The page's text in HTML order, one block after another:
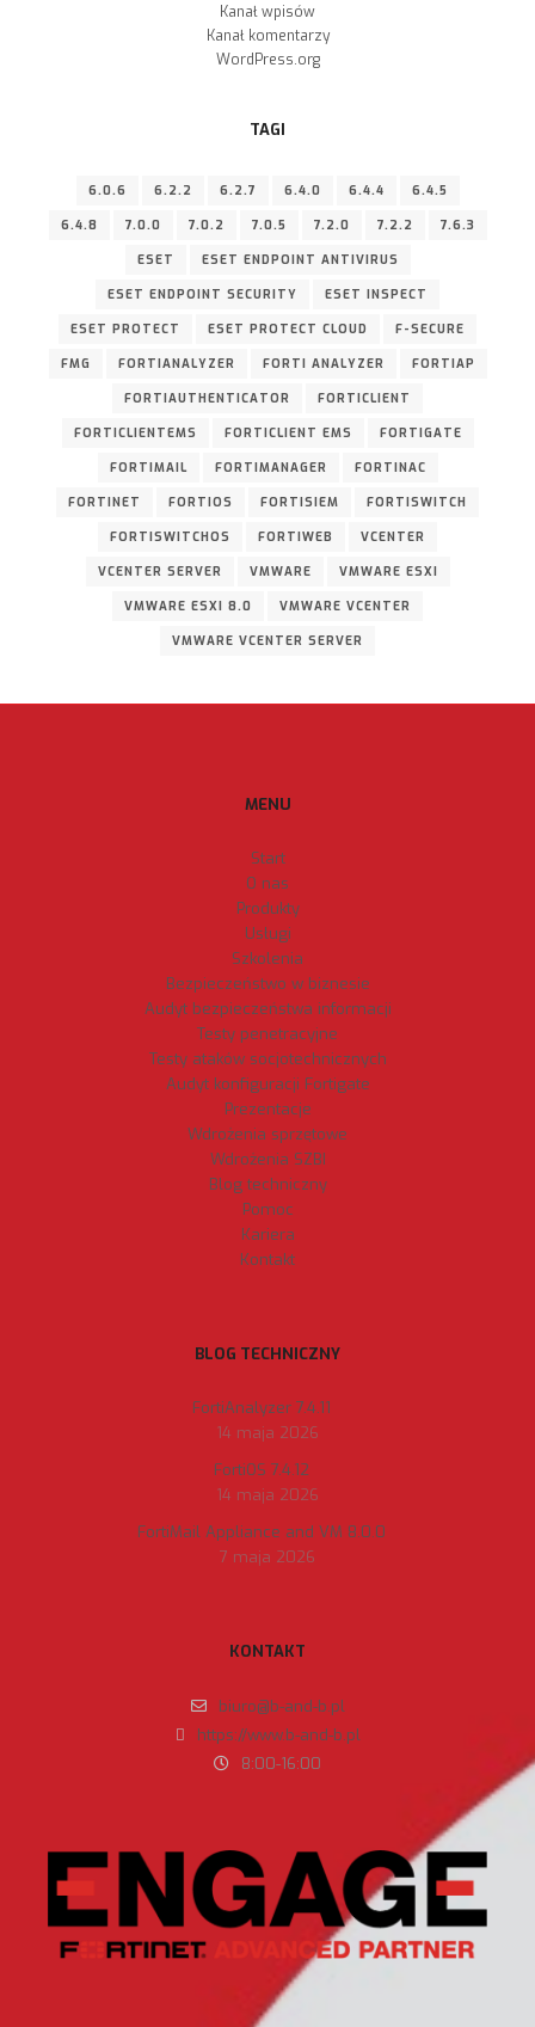
Kanał wpisów
Kanał komentarzy
WordPress.org
TAGI
6.0.6 6.2.2 6.2.7 6.4.0 6.4.4 6.4.5
6.4.8 7.0.0 7.0.2 7.0.5 7.2.0 7.2.2 7.6.3
ESET ESET ENDPOINT ANTIVIRUS
ESET ENDPOINT SECURITY ESET INSPECT
ESET PROTECT ESET PROTECT CLOUD F-SECURE
FMG FORTIANALYZER FORTI ANALYZER FORTIAP
FORTIAUTHENTICATOR FORTICLIENT
FORTICLIENTEMS FORTICLIENT EMS FORTIGATE
FORTIMAIL FORTIMANAGER FORTINAC
FORTINET FORTIOS FORTISIEM FORTISWITCH
FORTISWITCHOS FORTIWEB VCENTER
VCENTER SERVER VMWARE VMWARE ESXI
VMWARE ESXI 8.0 VMWARE VCENTER
VMWARE VCENTER SERVER
MENU
Start
O nas
Produkty
Usługi
Szkolenia
Bezpieczeństwo w biznesie
Audyt bezpieczeństwa informacji
Testy penetracyjne
Testy ataków socjotechnicznych
Audyt konfiguracji Fortigate
Prezentacje
Wdrożenia sprzętowe
Wdrożenia SZBI
Blog techniczny
Pomoc
Kariera
Kontakt
BLOG TECHNICZNY
FortiAnalyzer 7.4.11
14 maja 2026
FortiOS 7.4.12
14 maja 2026
FortiMail Appliance and VM 8.0.0
7 maja 2026
KONTAKT
biuro@b-and-b.pl
https://www.b-and-b.pl
8:00-16:00